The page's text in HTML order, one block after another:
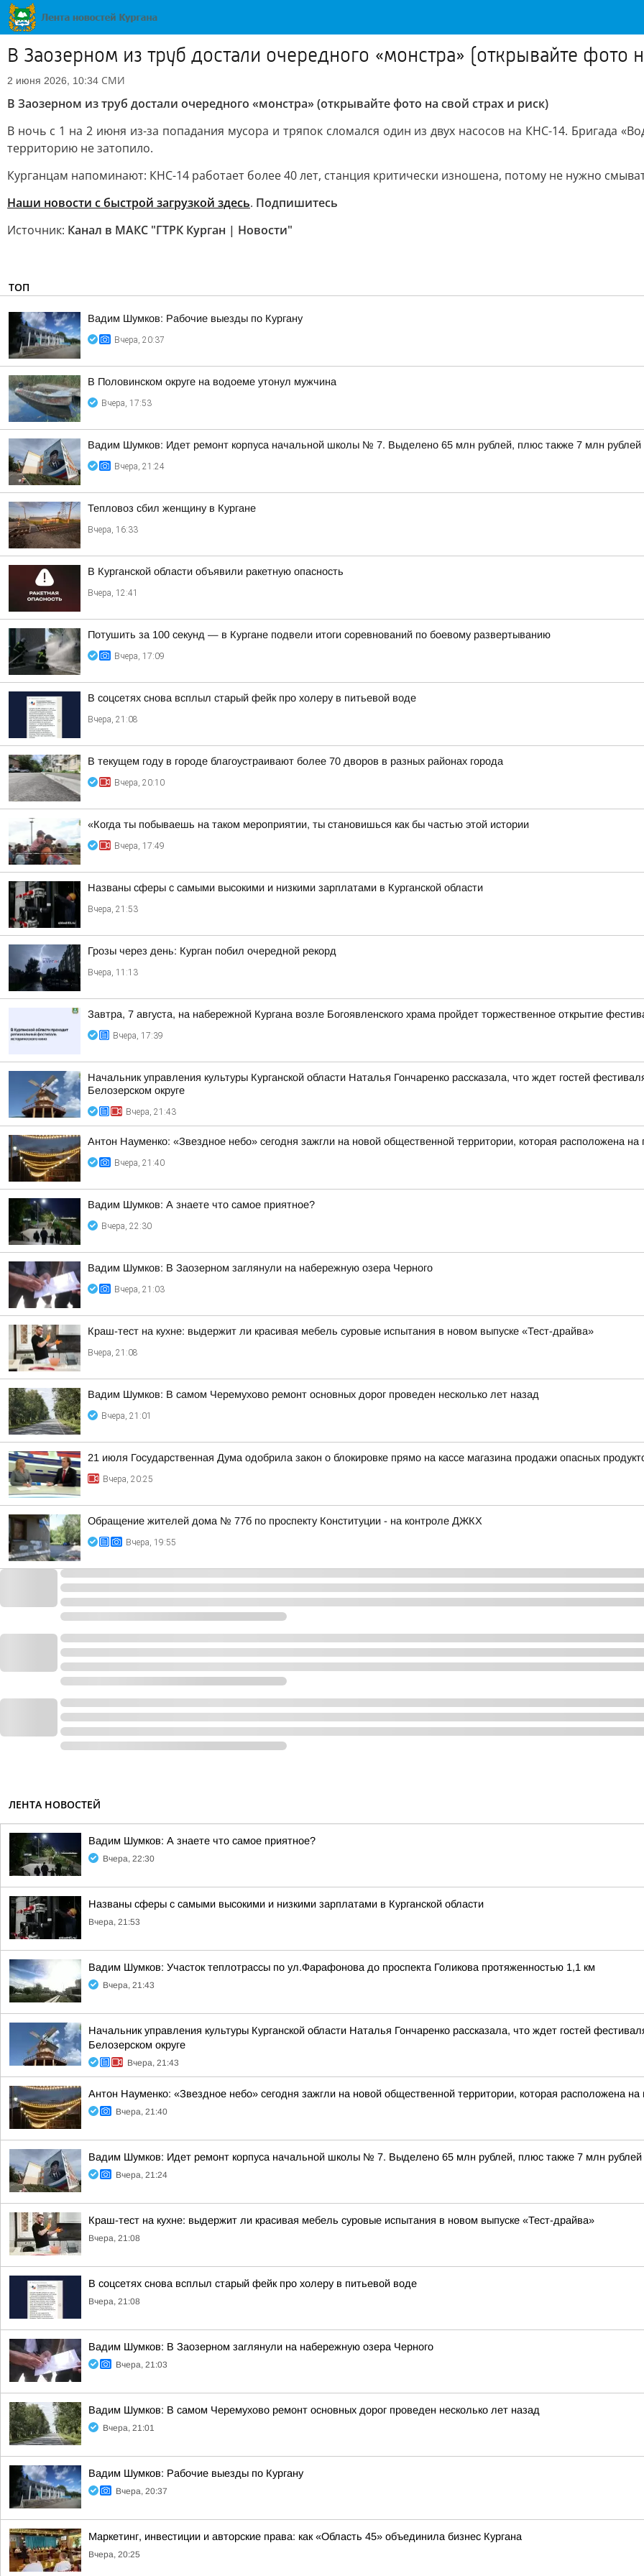
В Заозерном из труб достали очередного «монстра» (открывайте фото
2 июня 2026, 10:34 СМИ
В Заозерном из труб достали очередного «монстра» (открывайте фото на свой страх и риск)
В ночь с 1 на 2 июня из-за попадания мусора и тряпок сломался один из двух насосов на КНС-14. Бригада
территорию не затопило.
Курганцам напоминают: КНС-14 работает более 40 лет, станция критически изношена, потому не нужно
Наши новости с быстрой загрузкой здесь. Подпишитесь
Источник: Канал в МАКС "ГТРК Курган | Новости"
ТОП
Вадим Шумков: Рабочие выезды по Кургану
Вчера, 20:37
В Половинском округе на водоеме утонул мужчина
Вчера, 17:53
Вадим Шумков: Идет ремонт корпуса начальной школы № 7. Выделено 65 млн рублей, плюс также 7 млн рублей
Вчера, 21:24
Тепловоз сбил женщину в Кургане
Вчера, 16:33
В Курганской области объявили ракетную опасность
Вчера, 12:41
Потушить за 100 секунд — в Кургане подвели итоги соревнований по боевому развертыванию
Вчера, 17:09
В соцсетях снова всплыл старый фейк про холеру в питьевой воде
Вчера, 21:08
В текущем году в городе благоустраивают более 70 дворов в разных районах города
Вчера, 20:10
«Когда ты побываешь на таком мероприятии, ты становишься как бы частью этой истории
Вчера, 17:49
Названы сферы с самыми высокими и низкими зарплатами в Курганской области
Вчера, 21:53
Грозы через день: Курган побил очередной рекорд
Вчера, 11:13
Завтра, 7 августа, на набережной Кургана возле Богоявленского храма пройдет торжественное открытие
Вчера, 17:39
Начальник управления культуры Курганской области Наталья Гончаренко рассказала, что ждет гостей
Белозерском округе
Вчера, 21:43
Антон Науменко: «Звездное небо» сегодня зажгли на новой общественной территории, которая расположена
Вчера, 21:40
Вадим Шумков: А знаете что самое приятное?
Вчера, 22:30
Вадим Шумков: В Заозерном заглянули на набережную озера Черного
Вчера, 21:03
Краш-тест на кухне: выдержит ли красивая мебель суровые испытания в новом выпуске «Тест-драйва»
Вчера, 21:08
Вадим Шумков: В самом Черемухово ремонт основных дорог проведен несколько лет назад
Вчера, 21:01
21 июля Государственная Дума одобрила закон о блокировке прямо на кассе магазина продажи опасных
Вчера, 20:25
Обращение жителей дома № 77б по проспекту Конституции - на контроле ДЖКХ
Вчера, 19:55
ЛЕНТА НОВОСТЕЙ
Вадим Шумков: А знаете что самое приятное?
Вчера, 22:30
Названы сферы с самыми высокими и низкими зарплатами в Курганской области
Вчера, 21:53
Вадим Шумков: Участок теплотрассы по ул.Фарафонова до проспекта Голикова протяженностью 1,1 км
Вчера, 21:43
Начальник управления культуры Курганской области Наталья Гончаренко рассказала, что ждет гостей
Белозерском округе
Вчера, 21:43
Антон Науменко: «Звездное небо» сегодня зажгли на новой общественной территории, которая расположена
Вчера, 21:40
Вадим Шумков: Идет ремонт корпуса начальной школы № 7. Выделено 65 млн рублей, плюс также 7 млн
Вчера, 21:24
Краш-тест на кухне: выдержит ли красивая мебель суровые испытания в новом выпуске «Тест-драйва»
Вчера, 21:08
В соцсетях снова всплыл старый фейк про холеру в питьевой воде
Вчера, 21:08
Вадим Шумков: В Заозерном заглянули на набережную озера Черного
Вчера, 21:03
Вадим Шумков: В самом Черемухово ремонт основных дорог проведен несколько лет назад
Вчера, 21:01
Вадим Шумков: Рабочие выезды по Кургану
Вчера, 20:37
Маркетинг, инвестиции и авторские права: как «Область 45» объединила бизнес Кургана
Вчера, 20:25